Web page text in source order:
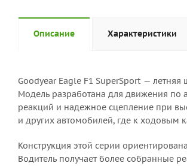
Описание Характеристики
Goodyear Eagle F1 SuperSport —
Модель разработана для движения по
реакций и надежное сцепление при
и других автомобилей, где к ходовым
Конструкция этой серии
Водитель получает более собранные